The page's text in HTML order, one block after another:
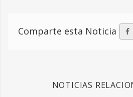
Comparte esta Noticia
NOTICIAS